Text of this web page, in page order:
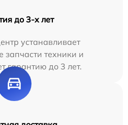
до 3-х лет
устанавливает
запчасти техники и
гарантию до 3 лет.